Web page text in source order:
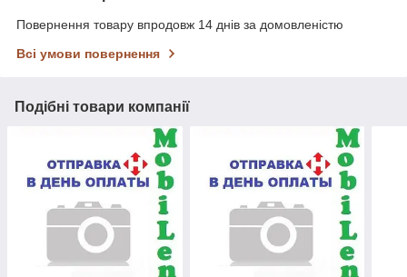
Повернення товару впродовж 14 днів за домовленістю
Всі умови повернення
Подібні товари компанії